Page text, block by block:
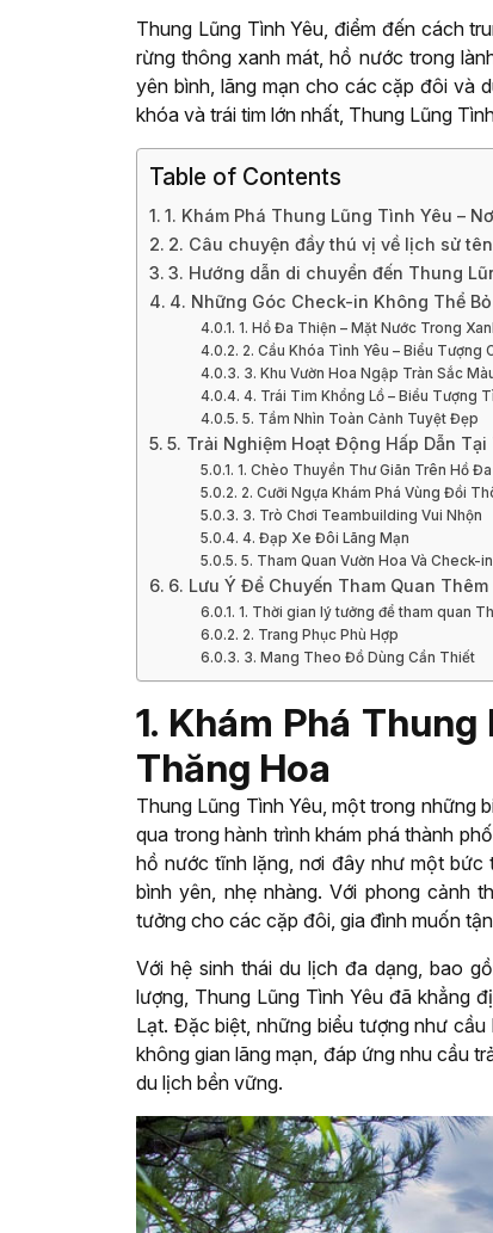
Thung Lũng Tình Yêu, điểm đến cách
rừng thông xanh mát, hồ nước trong
yên bình, lãng mạn cho các cặp đôi và
khóa và trái tim lớn nhất, Thung Lũng
Table of Contents
1. Khám Phá Thung Lũng Tình Yêu –
2. Câu chuyện đầy thú vị về lịch sử
3. Hướng dẫn di chuyển đến Thung
4. Những Góc Check-in Không Thể
1. Hồ Đa Thiện – Mặt Nước Trong
2. Cầu Khóa Tình Yêu – Biểu Tượng
3. Khu Vườn Hoa Ngập Tràn Sắc
4. Trái Tim Khổng Lồ – Biểu Tượng
5. Tầm Nhìn Toàn Cảnh Tuyệt Đẹp
5. Trải Nghiệm Hoạt Động Hấp Dẫn
1. Chèo Thuyền Thư Giãn Trên Hồ
2. Cưỡi Ngựa Khám Phá Vùng Đồi
3. Trò Chơi Teambuilding Vui Nhộn
4. Đạp Xe Đôi Lãng Mạn
5. Tham Quan Vườn Hoa Và Check-in
6. Lưu Ý Để Chuyến Tham Quan Thêm
1. Thời gian lý tưởng để tham quan
2. Trang Phục Phù Hợp
3. Mang Theo Đồ Dùng Cần Thiết
1. Khám Phá
Thăng Hoa
Thung Lũng Tình Yêu, một trong những
qua trong hành trình khám phá thành
hồ nước tĩnh lặng, nơi đây như một bức
bình yên, nhẹ nhàng. Với phong cảnh
tưởng cho các cặp đôi, gia đình muốn
Với hệ sinh thái du lịch đa dạng, bao
lượng, Thung Lũng Tình Yêu đã khẳng
Lạt. Đặc biệt, những biểu tượng như
không gian lãng mạn, đáp ứng nhu cầu
du lịch bền vững.